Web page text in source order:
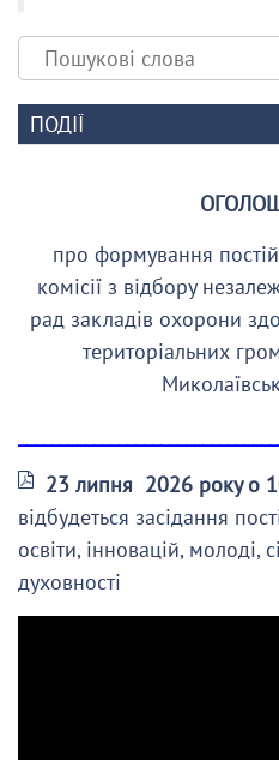
ПОДІЇ
про формування
комісії з відбору
рад закладів охорони
територіальних
23 липня 2026 року о
відбудеться засідання
освіти, інновацій, молоді,
духовності